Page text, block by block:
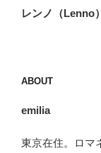
ゲ
ン
のレンノ（Lenno
ABOUT
emilia
東京在住。ロマ